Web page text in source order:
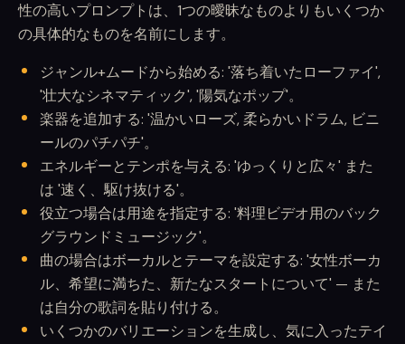
性の高いプロンプトは、1つの曖昧なものよりもいくつか
の具体的なものを名前にします。
ジャンル+ムードから始める: '落ち着いたローファイ',
'壮大なシネマティック', '陽気なポップ'。
楽器を追加する: '温かいローズ, 柔らかいドラム, ビニ
ールのパチパチ'。
エネルギーとテンポを与える: 'ゆっくりと広々' また
は '速く、駆け抜ける'。
役立つ場合は用途を指定する: '料理ビデオ用のバック
グラウンドミュージック'。
曲の場合はボーカルとテーマを設定する: '女性ボーカ
ル、希望に満ちた、新たなスタートについて' — また
は自分の歌詞を貼り付ける。
いくつかのバリエーションを生成し、気に入ったテイ